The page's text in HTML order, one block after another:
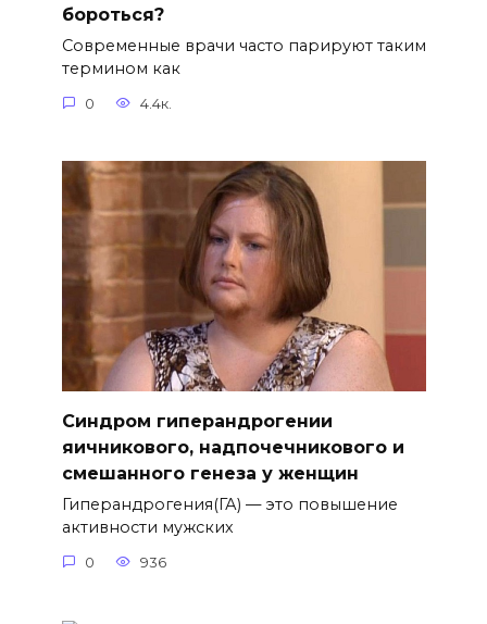
бороться?
Современные врачи часто парируют таким
термином как
0 4.4к.
Синдром гиперандрогении
яичникового, надпочечникового и
смешанного генеза у женщин
Гиперандрогения(ГА) — это повышение
активности мужских
0 936